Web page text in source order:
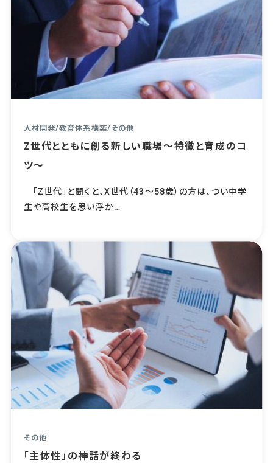
人材開発/教育体系構築/その他
Z世代とともに創る新しい職場～特徴と育成のコ
ツ～
「Z世代」と聞くと、X世代（43～58歳）の方は、つい中学
生や高校生を思い浮か…
その他
「主体性」の神話が終わる